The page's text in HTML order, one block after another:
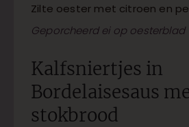
Zilte oester met citroen en
Geporcheerd ei op oesterblad
Kalfsniertjes in
Bordelaisesaus
stokbrood